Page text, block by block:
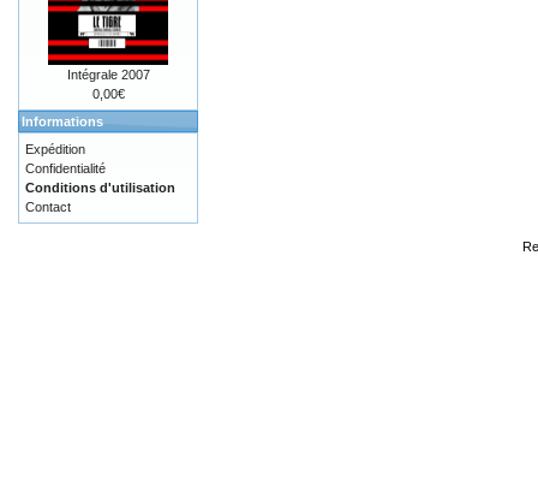
Intégrale 2007
0,00€
Informations
Expédition
Confidentialité
Conditions d'utilisation
Contact